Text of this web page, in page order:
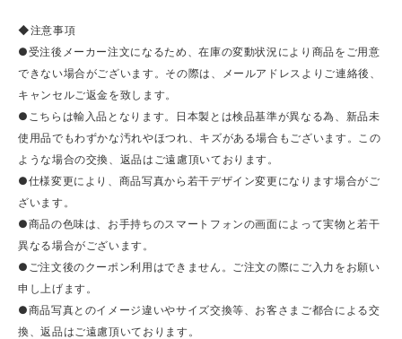
◆注意事項
●受注後メーカー注文になるため、在庫の変動状況により商品をご用意
できない場合がございます。その際は、メールアドレスよりご連絡後、
キャンセルご返金を致します。
●こちらは輸入品となります。日本製とは検品基準が異なる為、新品未
使用品でもわずかな汚れやほつれ、キズがある場合もございます。この
ような場合の交換、返品はご遠慮頂いております。
●仕様変更により、商品写真から若干デザイン変更になります場合がご
ざいます。
●商品の色味は、お手持ちのスマートフォンの画面によって実物と若干
異なる場合がございます。
●ご注文後のクーポン利用はできません。ご注文の際にご入力をお願い
申し上げます。
●商品写真とのイメージ違いやサイズ交換等、お客さまご都合による交
換、返品はご遠慮頂いております。